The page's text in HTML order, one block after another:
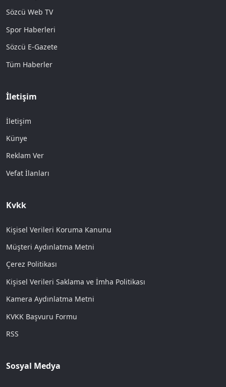
Sözcü Web TV
Spor Haberleri
Sözcü E-Gazete
Tüm Haberler
İletişim
İletişim
Künye
Reklam Ver
Vefat İlanları
Kvkk
Kişisel Verileri Koruma Kanunu
Müşteri Aydınlatma Metni
Çerez Politikası
Kişisel Verileri Saklama ve İmha Politikası
Kamera Aydınlatma Metni
KVKK Başvuru Formu
RSS
Sosyal Medya